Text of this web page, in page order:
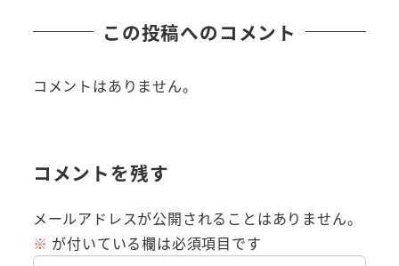
この投稿へのコメント
コメントはありません。
コメントを残す
メールアドレスが公開されることはありません。
※ が付いている欄は必須項目です